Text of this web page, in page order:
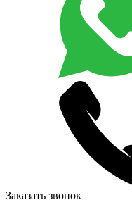
Заказать звонок